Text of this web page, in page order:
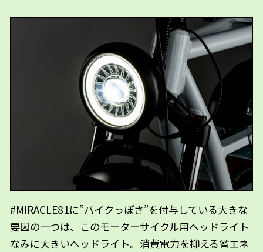
#MIRACLE81に”バイクっぽさ”を付与している大きな
要因の一つは、このモーターサイクル用ヘッドライト
なみに大きいヘッドライト。消費電力を抑える省エネ